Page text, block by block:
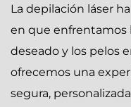
La depilación láser
en que enfrentamos
deseado y los pelos
ofrecemos una
segura,